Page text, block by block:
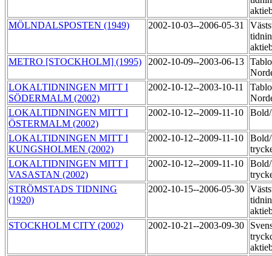
MÖLNDALSPOSTEN (1949)
2002-10-03--2006-05-31
METRO [STOCKHOLM] (1995)
2002-10-09--2003-06-13
LOKALTIDNINGEN MITT I
SÖDERMALM (2002)
2002-10-12--2003-10-11
LOKALTIDNINGEN MITT I
ÖSTERMALM (2002)
2002-10-12--2009-11-10
LOKALTIDNINGEN MITT I
KUNGSHOLMEN (2002)
2002-10-12--2009-11-10
LOKALTIDNINGEN MITT I
VASASTAN (2002)
2002-10-12--2009-11-10
STRÖMSTADS TIDNING
(1920)
2002-10-15--2006-05-30
STOCKHOLM CITY (2002)
2002-10-21--2003-09-30